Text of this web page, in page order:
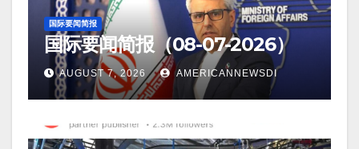
国际要闻简报
国际要闻简报（08-07-2026）
AUGUST 7, 2026 AMERICANNEWSDI